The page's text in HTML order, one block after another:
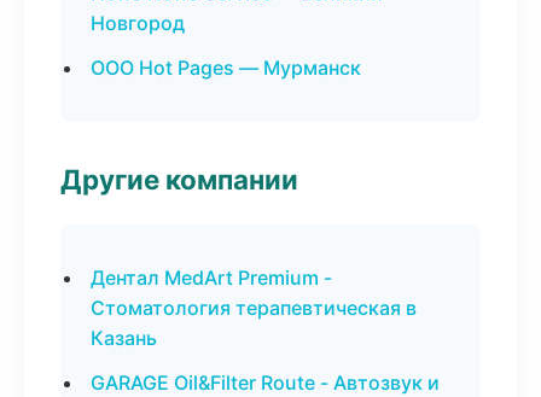
Новгород
ООО Hot Pages — Мурманск
Другие компании
Дентал MedArt Premium -
Стоматология терапевтическая в
Казань
GARAGE Oil&Filter Route - Автозвук и